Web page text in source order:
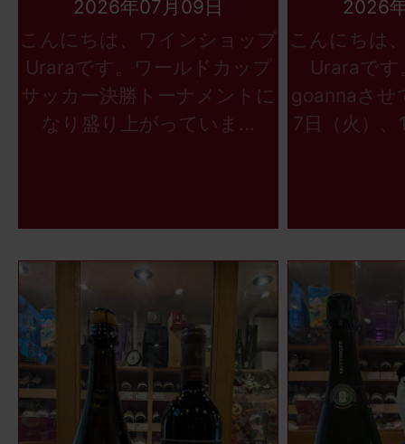
2026年07月09日
こんにちは、ワインショップ
Uraraです。ワールドカップ
サッカー決勝トーナメントに
なり盛り上がっていま...
2026
こんにちは
Uraraです
goannaさせ
7日（火）